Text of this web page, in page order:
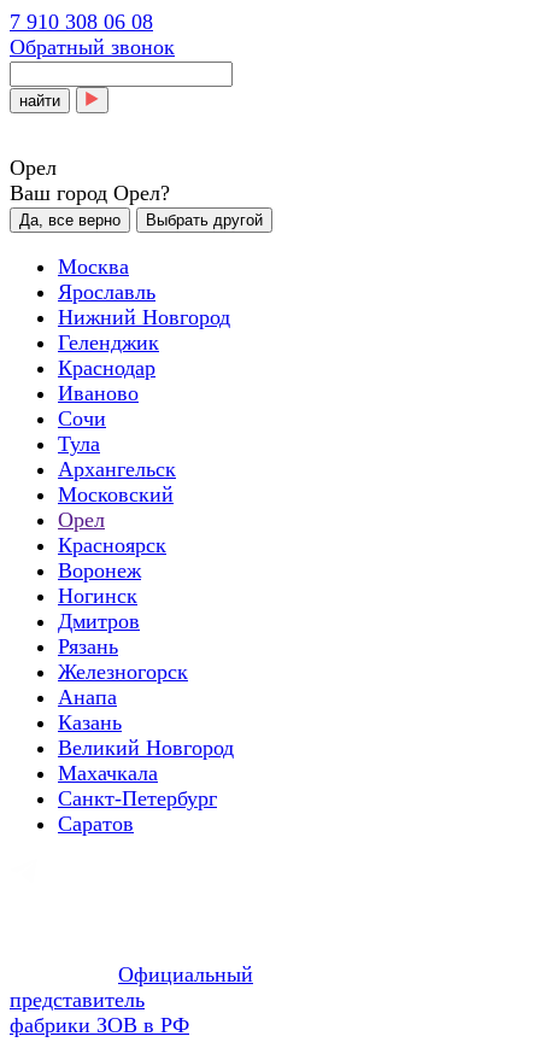
7 910 308 06 08
Обратный звонок
найти
Орел
Ваш город Орел?
Да, все верно Выбрать другой
Москва
Ярославль
Нижний Новгород
Геленджик
Краснодар
Иваново
Сочи
Тула
Архангельск
Московский
Орел
Красноярск
Воронеж
Ногинск
Дмитров
Рязань
Железногорск
Анапа
Казань
Великий Новгород
Махачкала
Санкт-Петербург
Саратов
Официальный
представитель
фабрики ЗОВ в РФ